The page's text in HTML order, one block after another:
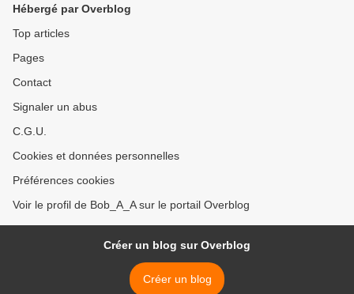
Hébergé par Overblog
Top articles
Pages
Contact
Signaler un abus
C.G.U.
Cookies et données personnelles
Préférences cookies
Voir le profil de Bob_A_A sur le portail Overblog
Créer un blog sur Overblog
Créer un blog